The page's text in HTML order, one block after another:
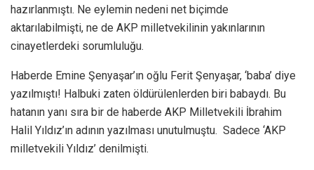
hazırlanmıştı. Ne eylemin nedeni net biçimde
aktarılabilmişti, ne de AKP milletvekilinin yakınlarının
cinayetlerdeki sorumluluğu.
Haberde Emine Şenyaşar’ın oğlu Ferit Şenyaşar, ‘baba’ diye
yazılmıştı! Halbuki zaten öldürülenlerden biri babaydı. Bu
hatanın yanı sıra bir de haberde AKP Milletvekili İbrahim
Halil Yıldız’ın adının yazılması unutulmuştu. Sadece ‘AKP
milletvekili Yıldız’ denilmişti.